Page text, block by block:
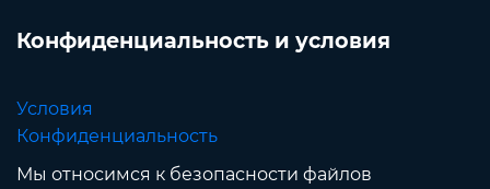
Конфиденциальность и условия
Условия
Конфиденциальность
Мы относимся к безопасности файлов